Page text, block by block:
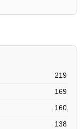
219
169
160
138